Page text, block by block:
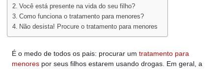
Você está presente na vida do seu filho?
Como funciona o tratamento para menores?
Não desista! Procure o tratamento para menores
É o medo de todos os pais: procurar um tratamento para
menores por seus filhos estarem usando drogas. Em geral, a